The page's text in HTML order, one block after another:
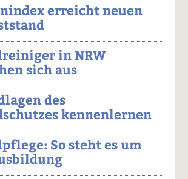
erreicht neuen
in NRW
sich aus
des
kennenlernen
So steht es um